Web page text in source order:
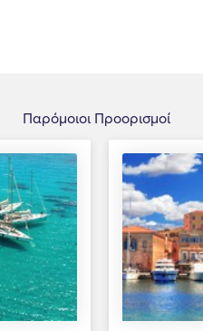
Παρόμοιοι Προορισμοί